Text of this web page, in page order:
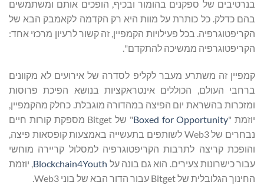
בנרטיבים של ספקנים בהומור ובכיף, הופכים אותם ומשתמשים
בהם כדלק. כל כותרת על מוות היא רק הקדמה לקאמבק הבא של
הקריפטוגרפיה. בכל פעילויות הקמפיין, זה קשור לרעיון מרכזי אחד:
הקריפטוגרפיה ממשיכה להתקדם".
קמפיין זה משתרע מעבר לקליפ לסדרה של אירועים לא מקוונים
ברחבי העולם, הכוללים אינטראקציות בנושא הפיכת פרוסות
ומזכרות בהשראת יום הפיצה במהדורה מוגבלת. כחלק מהקמפיין,
יוזמת "Boxed for Opportunity
" של Bitget מספקת קורות חיים
נבחרים של Web3 לשותפים בתעשייה באמצעות קופסאות פיצה,
והופכת קריצה לתרבות הקריפטוגרפיה למסלול קריירה מוחשי
עבור כישרונות צעירים. הוא גם בונה על Blockchain4Youth , יוזמת
החינוך הגלובלית של Bitget עבור הדור הבא של בוני Web3.